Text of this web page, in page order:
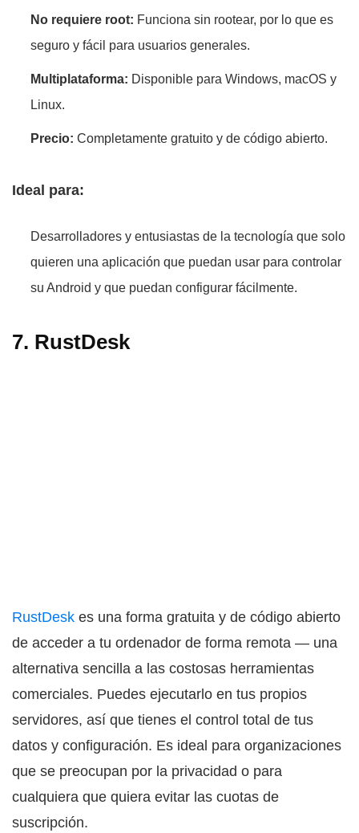
No requiere root: Funciona sin rootear, por lo que es
seguro y fácil para usuarios generales.
Multiplataforma: Disponible para Windows, macOS y
Linux.
Precio: Completamente gratuito y de código abierto.
Ideal para:
Desarrolladores y entusiastas de la tecnología que solo
quieren una aplicación que puedan usar para controlar
su Android y que puedan configurar fácilmente.
7. RustDesk
RustDesk es una forma gratuita y de código abierto
de acceder a tu ordenador de forma remota — una
alternativa sencilla a las costosas herramientas
comerciales. Puedes ejecutarlo en tus propios
servidores, así que tienes el control total de tus
datos y configuración. Es ideal para organizaciones
que se preocupan por la privacidad o para
cualquiera que quiera evitar las cuotas de
suscripción.